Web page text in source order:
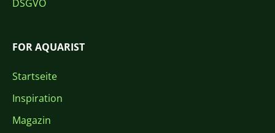
DSGVO
FOR AQUARIST
Startseite
Inspiration
Magazin